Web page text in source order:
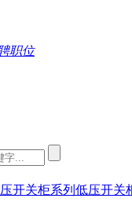
职位
开关柜系列 低压开关